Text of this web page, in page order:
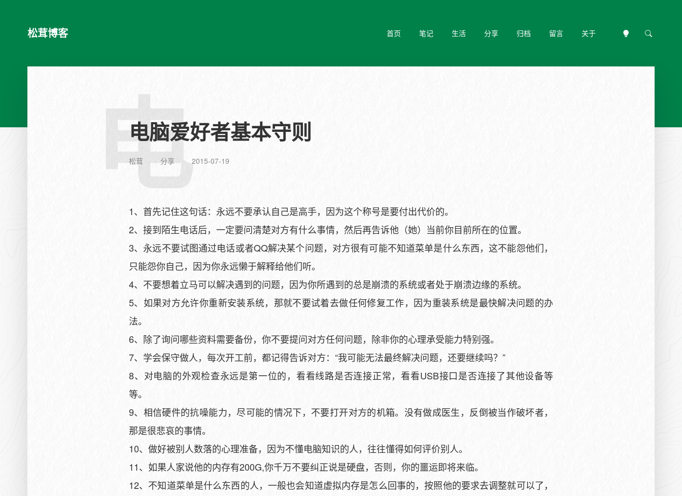
松茸博客 首页 笔记 生活 分享 归档 留言 关于
电
电脑爱好者基本守则
松茸 分享 2015-07-19
1、首先记住这句话：永远不要承认自己是高手，因为这个称号是要付出代价的。
2、接到陌生电话后，一定要问清楚对方有什么事情，然后再告诉他（她）当前你目前所在的位置。
3、永远不要试图通过电话或者QQ解决某个问题，对方很有可能不知道菜单是什么东西，这不能怨他们，
只能怨你自己，因为你永远懒于解释给他们听。
4、不要想着立马可以解决遇到的问题，因为你所遇到的总是崩溃的系统或者处于崩溃边缘的系统。
5、如果对方允许你重新安装系统，那就不要试着去做任何修复工作，因为重装系统是最快解决问题的办
法。
6、除了询问哪些资料需要备份，你不要提问对方任何问题，除非你的心理承受能力特别强。
7、学会保守做人，每次开工前，都记得告诉对方：“我可能无法最终解决问题，还要继续吗？”
8、对电脑的外观检查永远是第一位的，看看线路是否连接正常，看看USB接口是否连接了其他设备等
等。
9、相信硬件的抗噪能力，尽可能的情况下，不要打开对方的机箱。没有做成医生，反倒被当作破坏者，
那是很悲哀的事情。
10、做好被别人数落的心理准备，因为不懂电脑知识的人，往往懂得如何评价别人。
11、如果人家说他的内存有200G,你千万不要纠正说是硬盘，否则，你的噩运即将来临。
12、不知道菜单是什么东西的人，一般也会知道虚拟内存是怎么回事的，按照他的要求去调整就可以了，